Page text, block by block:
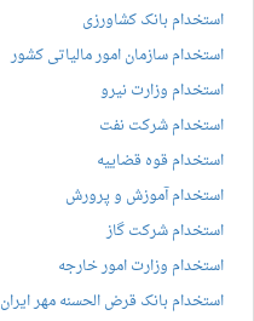
استخدام بانک کشاورزی
استخدام سازمان امور مالیاتی کشور
استخدام وزارت نیرو
استخدام شرکت نفت
استخدام قوه قضاییه
استخدام آموزش و پرورش
استخدام شرکت گاز
استخدام وزارت امور خارجه
استخدام بانک قرض الحسنه مهر ایران